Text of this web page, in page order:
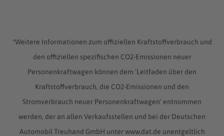
*Weitere Informationen zum offiziellen Kraftstoffverbrauch und
den offiziellen spezifischen CO2-Emissionen neuer
Personenkraftwagen können dem ‘Leitfaden über den
Kraftstoffverbrauch, die CO2-Emissionen und den
Stromverbrauch neuer Personenkraftwagen’ entnommen
werden, der an allen Verkaufsstellen und bei der Deutschen
Automobil Treuhand GmbH unter www.dat.de unentgeltlich